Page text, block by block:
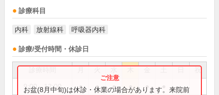
診療科目
内科 放射線科 呼吸器内科
診療/受付時間・休診日
祝
9:00～12:00 ● ● ● ● ●
お盆(8月中旬)は休診・休業の場合があります。来院前